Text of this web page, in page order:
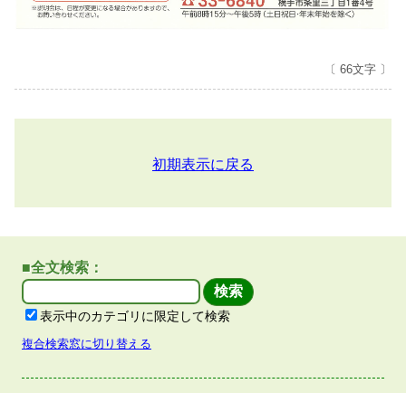
〔 66文字 〕
初期表示に戻る
■全文検索：
表示中のカテゴリに限定して検索
複合検索窓に切り替える